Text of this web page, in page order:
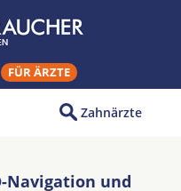
FÜR ÄRZTE
Zahnärzte
Navigation und